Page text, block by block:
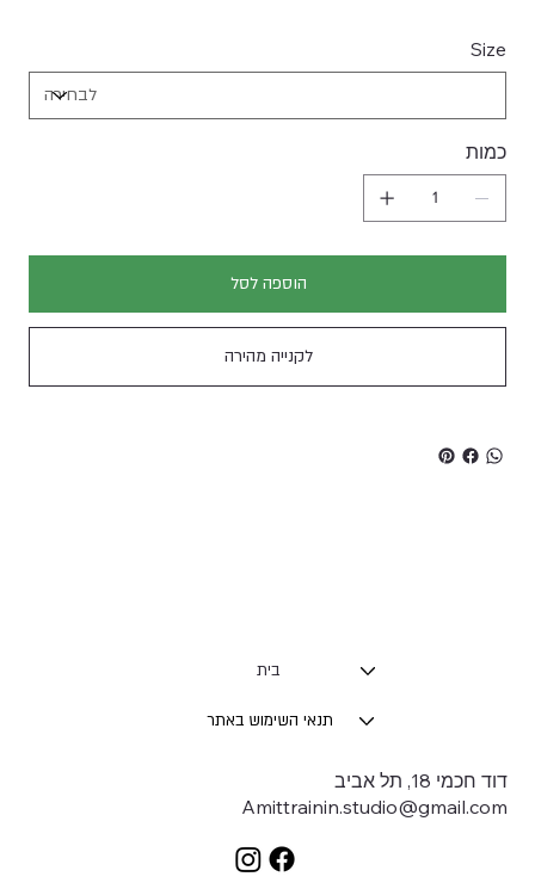
Size
כמות
הוספה לסל
לקנייה מהירה
בית
תנאי השימוש באתר
דוד חכמי 18, תל אביב
Amittrainin.studio@gmail.com